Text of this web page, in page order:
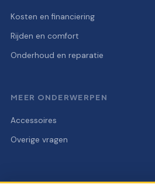
Kosten en financiering
Rijden en comfort
Onderhoud en reparatie
MEER ONDERWERPEN
Accessoires
Overige vragen